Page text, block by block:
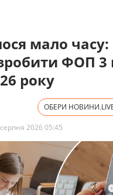
мало
ФОП 3
року
ОБЕРИ
2026 05:45